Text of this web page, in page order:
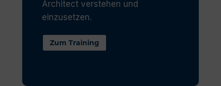
Architect verstehen und
einzusetzen.
Zum Training